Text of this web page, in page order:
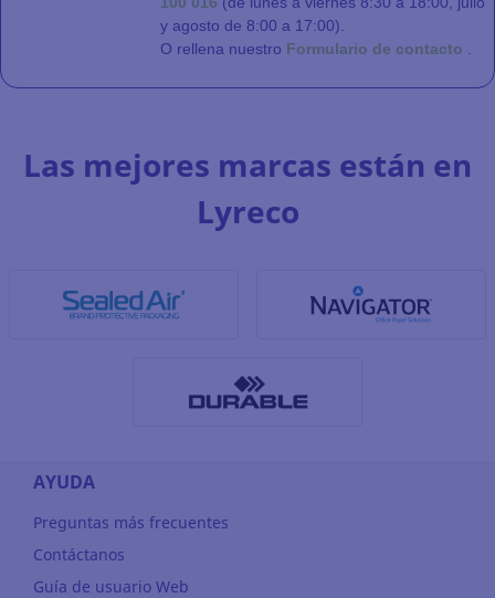
y agosto de 8:00 a 17:00).
O rellena nuestro Formulario de contacto
Las mejores marcas están en
Lyreco
AYUDA
Preguntas más frecuentes
Contáctanos
Guía de usuario Web